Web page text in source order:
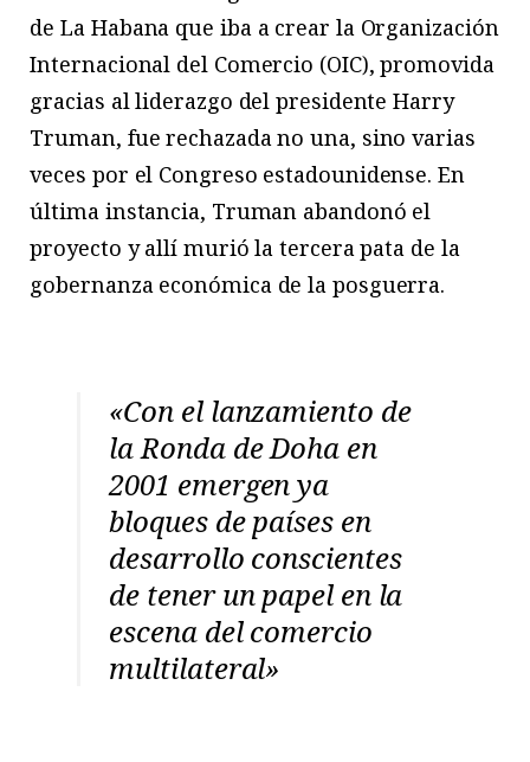
de La Habana que iba a crear la Organización
Internacional del Comercio (OIC), promovida
gracias al liderazgo del presidente Harry
Truman, fue rechazada no una, sino varias
veces por el Congreso estadounidense. En
última instancia, Truman abandonó el
proyecto y allí murió la tercera pata de la
gobernanza económica de la posguerra.
«Con el lanzamiento de
la Ronda de Doha en
2001 emergen ya
bloques de países en
desarrollo conscientes
de tener un papel en la
escena del comercio
multilateral»